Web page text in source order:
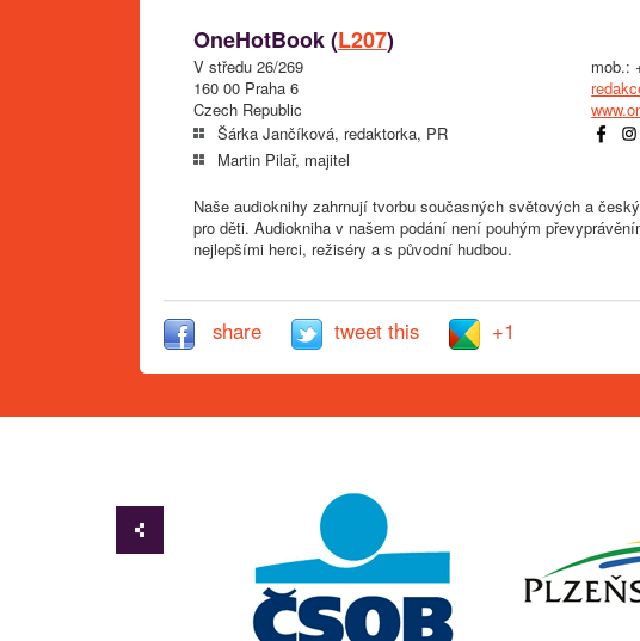
OneHotBook (L207)
V středu 26/269
160 00 Praha 6
Czech Republic
Šárka Jančíková, redaktorka, PR
Martin Pilař, majitel
mob.:
Naše audioknihy zahrnují tvorbu současných světových a
pro děti. Audiokniha v našem podání není pouhým
nejlepšími herci, režiséry a s původní hudbou.
share tweet this +1